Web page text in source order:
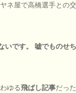
ネ屋で高橋選手との
いです。 嘘でものせ
ゆる飛ばし記事だっ